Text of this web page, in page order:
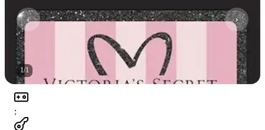
1/1
: